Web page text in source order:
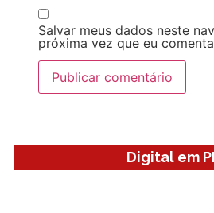
Salvar meus dados neste
próxima vez que eu
Digital em